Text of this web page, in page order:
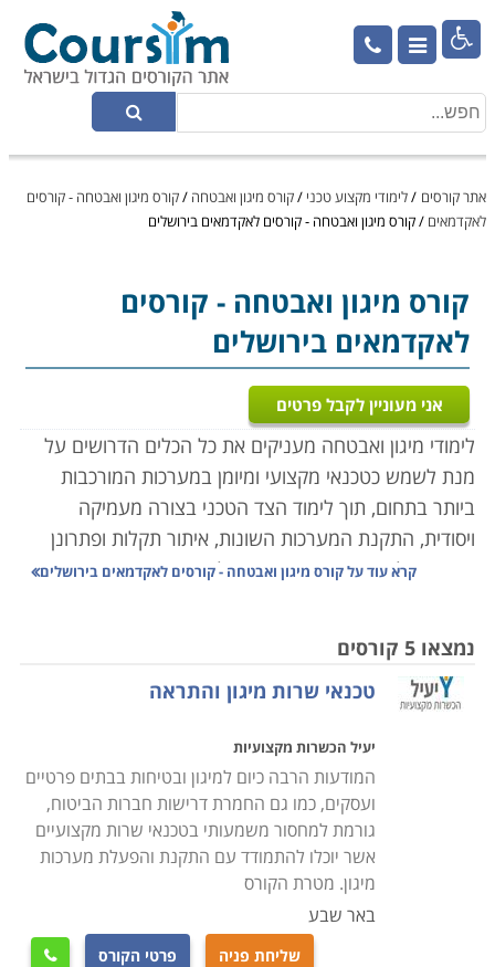

אתר קורסים /לימודי מקצוע טכני /קורס מיגון ואבטחה /קורס מיגון ואבטחה - קורסים
לאקדמאים /קורס מיגון ואבטחה - קורסים לאקדמאים בירושלים
קורס מיגון ואבטחה - קורסים
לאקדמאים בירושלים
אני מעוניין לקבל פרטים
לימודי מיגון ואבטחה מעניקים את כל הכלים הדרושים על
מנת לשמש כטכנאי מקצועי ומיומן במערכות המורכבות
ביותר בתחום, תוך לימוד הצד הטכני בצורה מעמיקה
ויסודית, התקנת המערכות השונות, איתור תקלות ופתרונן
באופן יעיל ואפקטיבי. במסגרת הלימודים יועברו שיעורים
במערכת המיגון או האבטחה,
האינטרקום, התקנה לבתים חכמים, כאשר בנוסף לידע
בכל מערכת באופן מקצועי.
הלימודים בקורס מיגון ואבטחה מכשירים לקראת אחד
המקצועות המובילים והמבוקשים, שכן כיום כמעט בכל חנות
או בית פרטי קיימת מערכת מעגל סגור, המאבטחת מפני
חדירה של פורצים, גנבים ואף מאפשרת בזמן אמת להפעיל
את כוחות האבטחה לטיפול בחדירה של גורמים בלתי
קרא עוד עלקורס מיגון ואבטחה - קורסים לאקדמאים בירושלים
נמצאו 5 קורסים
טכנאי שרות מיגון והתראה
יעיל הכשרות מקצועיות
המודעות הרבה כיום למיגון ובטיחות בבתים פרטיים
ועסקים, כמו גם החמרת דרישות חברות הביטוח,
גורמת למחסור משמעותי בטכנאי שרות מקצועיים
אשר יוכלו להתמודד עם התקנת והפעלת מערכות
מיגון. מטרת הקורס
באר שבע
שליחת פניה פרטי הקורס 